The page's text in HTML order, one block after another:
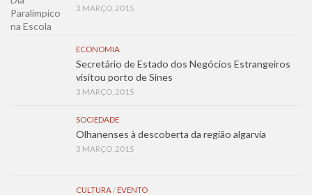
3 MARÇO, 2015
ECONOMIA
Secretário de Estado dos Negócios Estrangeiros
visitou porto de Sines
3 MARÇO, 2015
SOCIEDADE
Olhanenses à descoberta da região algarvia
3 MARÇO, 2015
CULTURA/ EVENTO